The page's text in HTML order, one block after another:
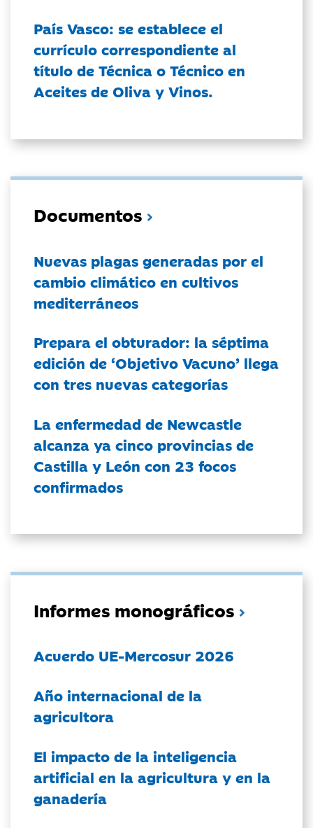
País Vasco: se establece el
currículo correspondiente al
título de Técnica o Técnico en
Aceites de Oliva y Vinos.
Documentos
Nuevas plagas generadas por el
cambio climático en cultivos
mediterráneos
Prepara el obturador: la séptima
edición de ‘Objetivo Vacuno’ llega
con tres nuevas categorías
La enfermedad de Newcastle
alcanza ya cinco provincias de
Castilla y León con 23 focos
confirmados
Informes monográficos
Acuerdo UE-Mercosur 2026
Año internacional de la
agricultora
El impacto de la inteligencia
artificial en la agricultura y en la
ganadería